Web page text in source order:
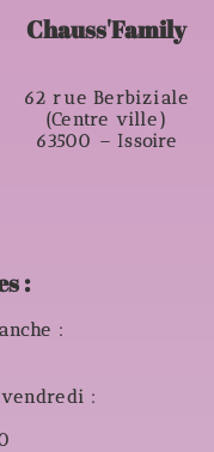
Chauss'Family
62 rue Berbiziale
(Centre ville)
63500 – Issoire
:
:
: